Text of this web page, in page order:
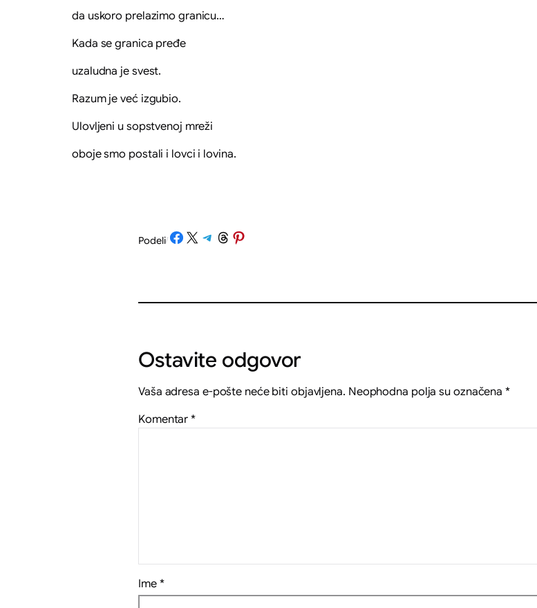
da uskoro prelazimo granicu…
Kada se granica pređe
uzaludna je svest.
Razum je već izgubio.
Ulovljeni u sopstvenoj mreži
oboje smo postali i lovci i lovina.
Podeli/Share on Facebook
Share on X Share on Telegram
Share on Threads
Share on Pinterest
Ostavite odgovor
Vaša adresa e-pošte neće biti objavljena. Neophodna polja su označena*
Komentar*
Ime *